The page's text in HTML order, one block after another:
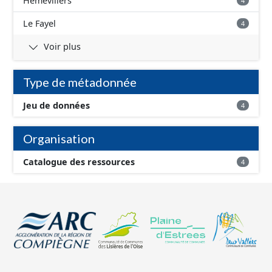
Le Fayel 4
Voir plus
Type de métadonnée
Jeu de données 4
Organisation
Catalogue des ressources 4